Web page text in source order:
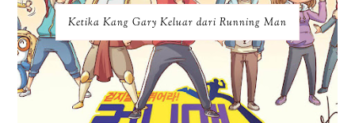
Ketika Kang Gary Keluar dari Running Man